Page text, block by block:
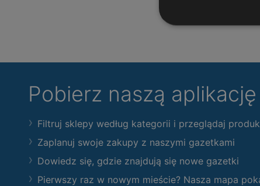
Pobierz naszą aplikację
Filtruj sklepy według kategorii i przeglądaj
Zaplanuj swoje zakupy z naszymi gazetkami
Dowiedz się, gdzie znajdują się nowe gazetki
Pierwszy raz w nowym mieście? Nasza mapa